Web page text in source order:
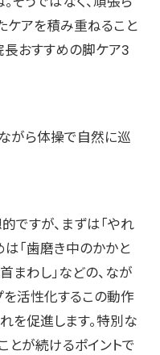
ケアを積み重ねること
長おすすめの脚ケア3
がら体操で自然に巡
ですが、まずは「やれ
は「歯磨き中のかかと
まわし」などの、なが
を活性化するこの動作
を促進します。特別な
とが続けるポイントで